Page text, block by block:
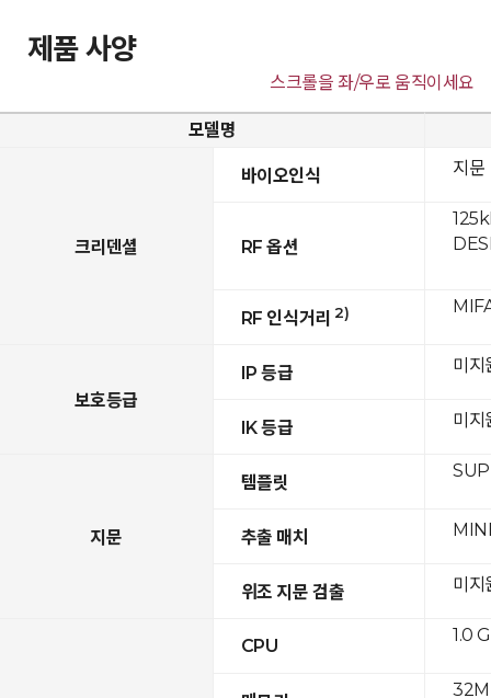
제품 사양
스크롤을 좌/우로 움직이세요
모델명
크리덴셜
바이오인식
RF 옵션
RF 인식거리 2)
보호등급
IP 등급
IK 등급
지문
템플릿
추출 매치
위조 지문 검출
CPU
지문
미지
미지
미지
1.0